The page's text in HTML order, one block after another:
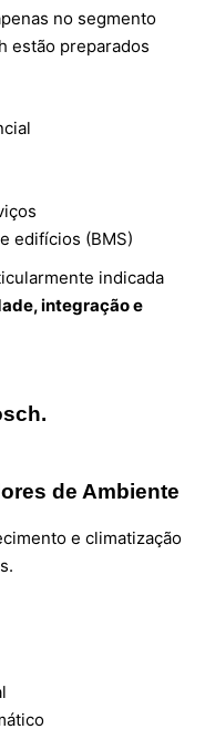
no segmento
estão preparados
edifícios (BMS)
indicada
integração e
de Ambiente
e climatização